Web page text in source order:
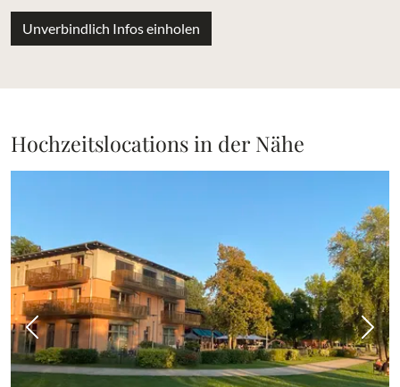
Unverbindlich Infos einholen
Hochzeitslocations in der Nähe
Vorheriges Bild